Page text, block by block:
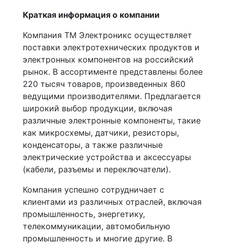
Краткая информация о компании
Компания ТМ Электроникс осуществляет
поставки электротехнических продуктов и
электронных компонентов на российский
рынок. В ассортименте представлены более
220 тысяч товаров, произведенных 860
ведущими производителями. Предлагается
широкий выбор продукции, включая
различные электронные компоненты, такие
как микросхемы, датчики, резисторы,
конденсаторы, а также различные
электрические устройства и аксессуары
(кабели, разъемы и переключатели).
Компания успешно сотрудничает с
клиентами из различных отраслей, включая
промышленность, энергетику,
телекоммуникации, автомобильную
промышленность и многие другие. В